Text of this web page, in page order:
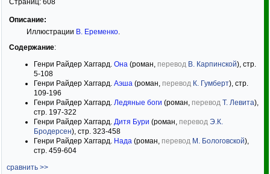
Страниц: 608
Описание:
Иллюстрации В. Еременко.
Содержание:
Генри Райдер Хаггард. Она (роман, перевод В. Карпинской), стр.
5-108
Генри Райдер Хаггард. Аэша (роман, перевод К. Гумберт), стр.
109-196
Генри Райдер Хаггард. Ледяные боги (роман, перевод Т. Левита),
стр. 197-322
Генри Райдер Хаггард. Дитя Бури (роман, перевод Э.К.
Бродерсен), стр. 323-458
Генри Райдер Хаггард. Нада (роман, перевод М. Бологовской),
стр. 459-604
сравнить >>